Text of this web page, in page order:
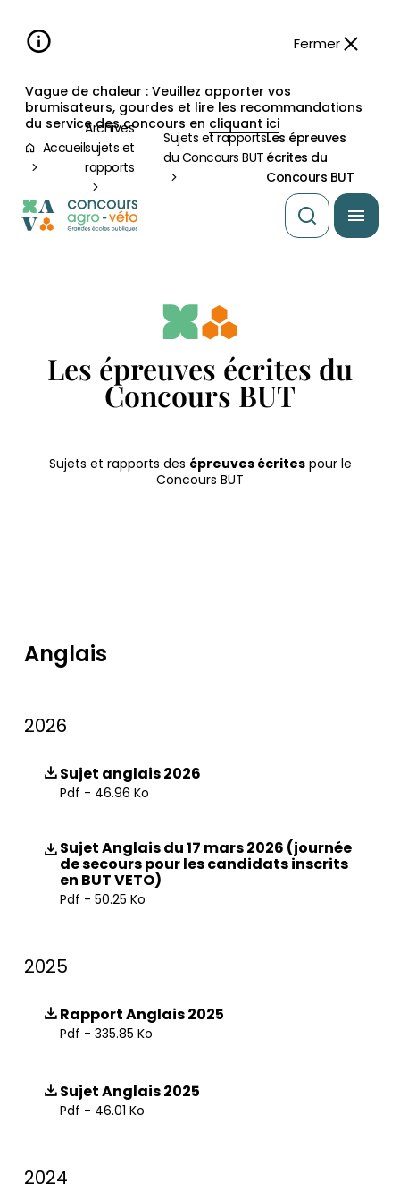
principale
principal
d'accessibilité
de
page
Vague de chaleur : Veuillez apporter vos
brumisateurs, gourdes et lire les recommandations
du service des concours en cliquant ici
Fermer
Accueil
Archives
sujets et
rapports
Sujets et rapports
du Concours BUT
Les épreuves
écrites du
Concours BUT
Les épreuves écrites du
Concours BUT
Sujets et rapports des épreuves écritespour le
Concours BUT
Anglais
2026
Sujet anglais 2026
Pdf - 46.96 Ko
Sujet Anglais du 17 mars 2026 (journée
de secours pour les candidats inscrits
en BUT VETO)
Pdf - 50.25 Ko
2025
Rapport Anglais 2025
Pdf - 335.85 Ko
Sujet Anglais 2025
Pdf - 46.01 Ko
2024